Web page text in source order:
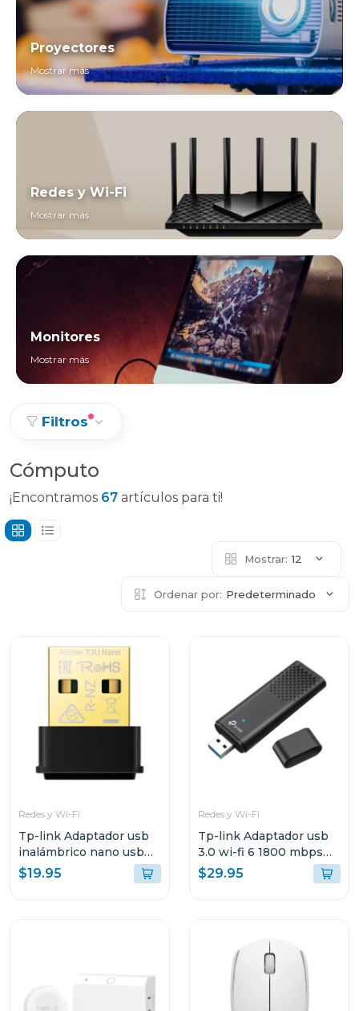
Proyectores
Mostrar más
Redes y Wi-Fi
Mostrar más
Monitores
Mostrar más
Filtros
Cómputo
¡Encontramos 67 artículos para ti!
Mostrar: 12
Ordenar por: Predeterminado
Redes y Wi-Fi
Tp-link Adaptador usb
inalámbrico nano usb
de doble banda ac1300
t3u nano
$19.95
Redes y Wi-Fi
Tp-link Adaptador usb
3.0 wi-fi 6 1800 mbps
tx20u
$29.95